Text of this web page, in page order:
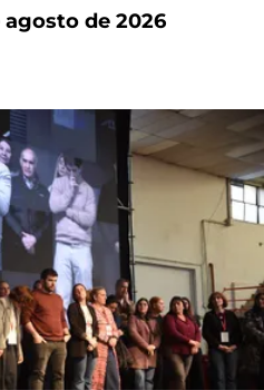
agosto de 2026